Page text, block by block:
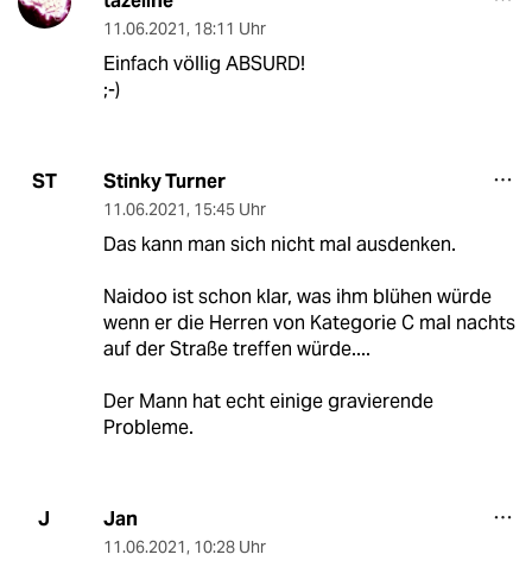
11.06.2021, 18:11 Uhr
Einfach völlig ABSURD!
;-)
ST Stinky Turner
11.06.2021, 15:45 Uhr
Das kann man sich nicht mal ausdenken.
Naidoo ist schon klar, was ihm blühen würde
wenn er die Herren von Kategorie C mal nachts
auf der Straße treffen würde....
Der Mann hat echt einige gravierende
Probleme.
J Jan
11.06.2021, 10:28 Uhr